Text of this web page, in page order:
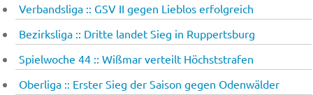
Verbandsliga :: GSV II gegen Lieblos erfolgreich
Bezirksliga :: Dritte landet Sieg in Ruppertsburg
Spielwoche 44 :: Wißmar verteilt Höchststrafen
Oberliga :: Erster Sieg der Saison gegen Odenwälder